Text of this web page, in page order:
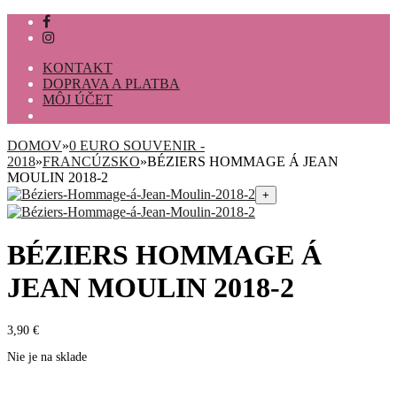
KONTAKT
DOPRAVA A PLATBA
MÔJ ÚČET
DOMOV»0 EURO SOUVENIR -
2018»FRANCÚZSKO»BÉZIERS HOMMAGE Á JEAN
MOULIN 2018-2
+
BÉZIERS HOMMAGE Á
JEAN MOULIN 2018-2
3,90 €
Nie je na sklade